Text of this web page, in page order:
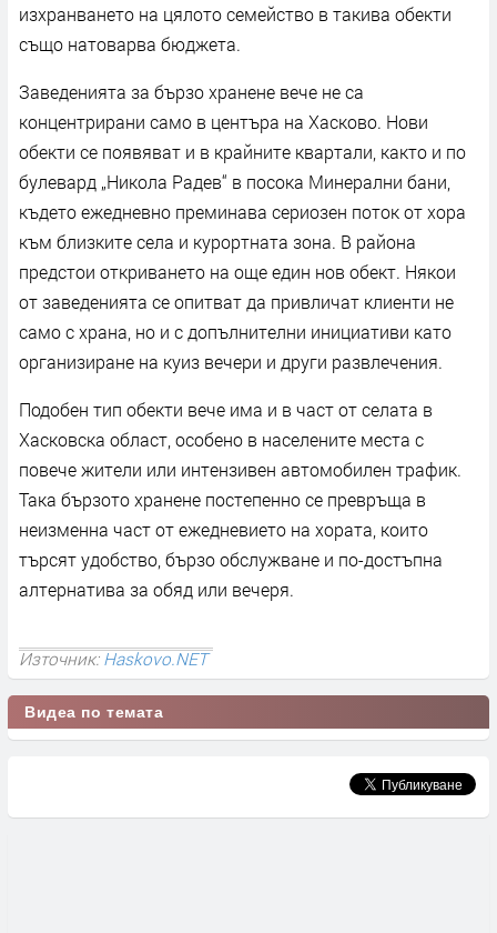
изхранването на цялото семейство в такива обекти
също натоварва бюджета.
Заведенията за бързо хранене вече не са
концентрирани само в центъра на Хасково. Нови
обекти се появяват и в крайните квартали, както и по
булевард „Никола Радев“ в посока Минерални бани,
където ежедневно преминава сериозен поток от хора
към близките села и курортната зона. В района
предстои откриването на още един нов обект. Някои
от заведенията се опитват да привличат клиенти не
само с храна, но и с допълнителни инициативи като
организиране на куиз вечери и други развлечения.
Подобен тип обекти вече има и в част от селата в
Хасковска област, особено в населените места с
повече жители или интензивен автомобилен трафик.
Така бързото хранене постепенно се превръща в
неизменна част от ежедневието на хората, които
търсят удобство, бързо обслужване и по-достъпна
алтернатива за обяд или вечеря.
Източник:Haskovo.NET
Видеа по темата